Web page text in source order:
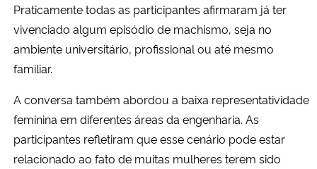
Praticamente todas as participantes afirmaram já ter
vivenciado algum episódio de machismo, seja no
ambiente universitário, profissional ou até mesmo
familiar.
A conversa também abordou a baixa representatividade
feminina em diferentes áreas da engenharia. As
participantes refletiram que esse cenário pode estar
relacionado ao fato de muitas mulheres terem sido